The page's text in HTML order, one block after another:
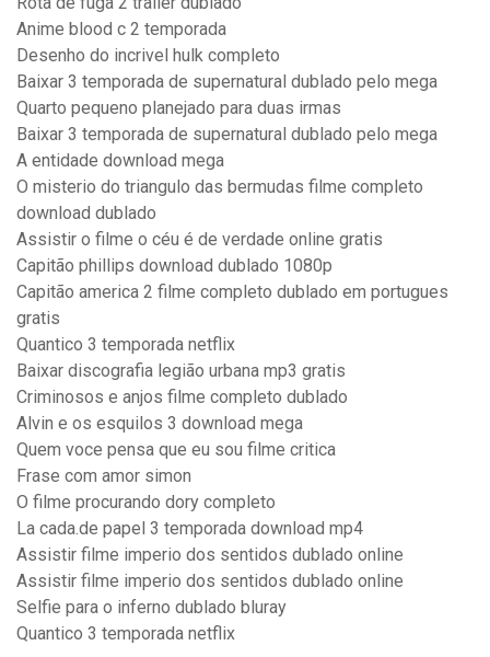
Anime blood c 2 temporada
Desenho do incrivel hulk completo
Baixar 3 temporada de supernatural dublado pelo mega
Quarto pequeno planejado para duas irmas
Baixar 3 temporada de supernatural dublado pelo mega
A entidade download mega
O misterio do triangulo das bermudas filme completo
download dublado
Assistir o filme o céu é de verdade online gratis
Capitão phillips download dublado 1080p
Capitão america 2 filme completo dublado em portugues
gratis
Quantico 3 temporada netflix
Baixar discografia legião urbana mp3 gratis
Criminosos e anjos filme completo dublado
Alvin e os esquilos 3 download mega
Quem voce pensa que eu sou filme critica
Frase com amor simon
O filme procurando dory completo
La cada.de papel 3 temporada download mp4
Assistir filme imperio dos sentidos dublado online
Assistir filme imperio dos sentidos dublado online
Selfie para o inferno dublado bluray
Quantico 3 temporada netflix